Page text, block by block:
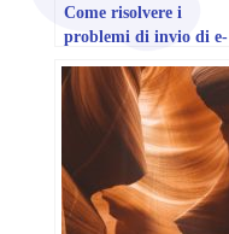
Come risolvere i
problemi di invio di e-